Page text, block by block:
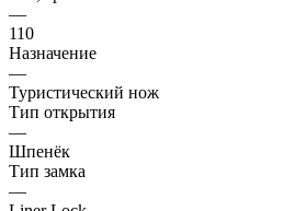
—
110
Назначение
—
Туристический нож
Тип открытия
—
Шпенёк
Тип замка
—